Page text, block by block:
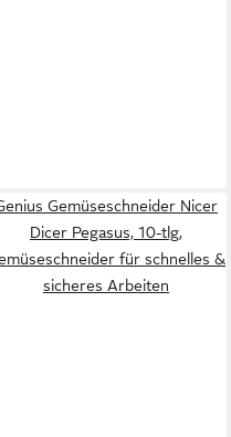
Gemüseschneider Nicer
Dicer Pegasus, 10-tlg,
für schnelles &
sicheres Arbeiten